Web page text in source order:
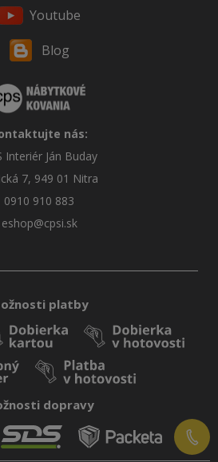
Youtube
Blog
nás:
Interiér Ján Buday
7, 949 01 Nitra
0910 910 883
eshop@cpsi.sk
platby
dopravy